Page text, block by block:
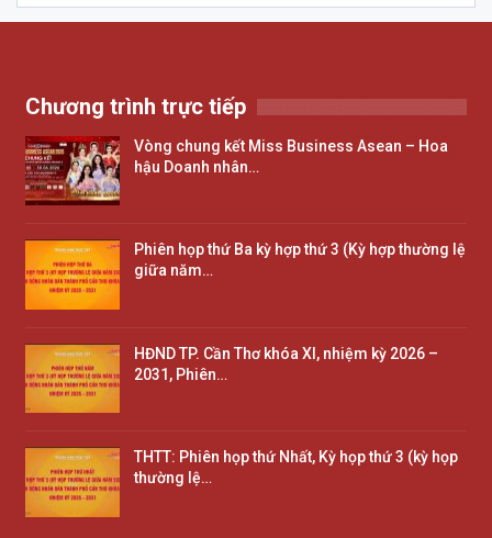
Chương trình trực tiếp
Vòng chung kết Miss Business Asean – Hoa
hậu Doanh nhân…
Phiên họp thứ Ba kỳ hợp thứ 3 (Kỳ hợp thường lệ
giữa năm…
HĐND TP. Cần Thơ khóa XI, nhiệm kỳ 2026 –
2031, Phiên…
THTT: Phiên họp thứ Nhất, Kỳ họp thứ 3 (kỳ họp
thường lệ…